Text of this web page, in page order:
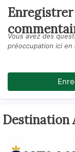
Vous avez des
préoccupation ici en
Destination